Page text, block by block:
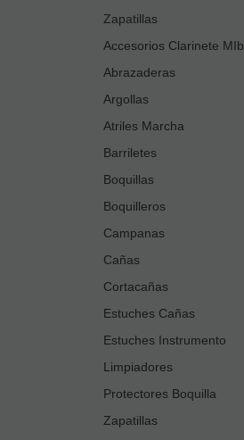
Zapatillas
Accesorios Clarinete MIb
Abrazaderas
Argollas
Atriles Marcha
Barriletes
Boquillas
Boquilleros
Campanas
Cañas
Cortacañas
Estuches Cañas
Estuches Instrumento
Limpiadores
Protectores Boquilla
Zapatillas